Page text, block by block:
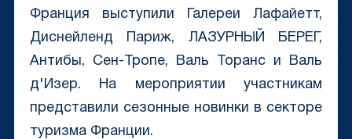
Франция выступили Галереи Лафайетт,
Диснейленд Париж, ЛАЗУРНЫЙ БЕРЕГ,
Антибы, Сен-Тропе, Валь Торанс и Валь
д'Изер. На мероприятии участникам
представили сезонные новинки в секторе
туризма Франции.